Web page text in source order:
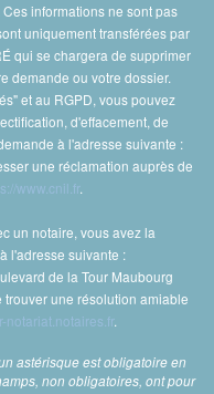
informations ne sont pas
uniquement transférées par
qui se chargera de supprimer
demande ou votre dossier.
et au RGPD, vous pouvez
d'effacement, de
à l'adresse suivante :
une réclamation auprès de
www.cnil.fr.
un notaire, vous avez la
l'adresse suivante :
de la Tour Maubourg
une résolution amiable
notariat.notaires.fr.
astérisque est obligatoire en
non obligatoires, ont pour